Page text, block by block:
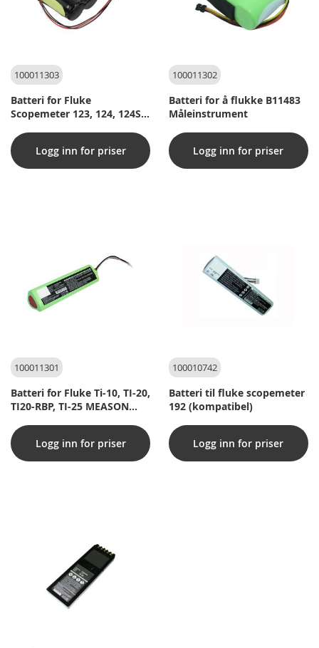
100011303
Batteri for Fluke
Scopemeter 123, 124, 124S
pluggen)
Logg inn for priser
100011302
Batteri for å flukke B11483
Måleinstrument
Logg inn for priser
100011301
Batteri for Fluke Ti-10, TI-20,
TI20-RBP, TI-25 MEASON
Logg inn for priser
100010742
Batteri til fluke scopemeter
192 (kompatibel)
Logg inn for priser